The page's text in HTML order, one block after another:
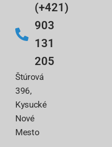
(+421)
903
131
205
Štúrová
396,
Kysucké
Nové
Mesto